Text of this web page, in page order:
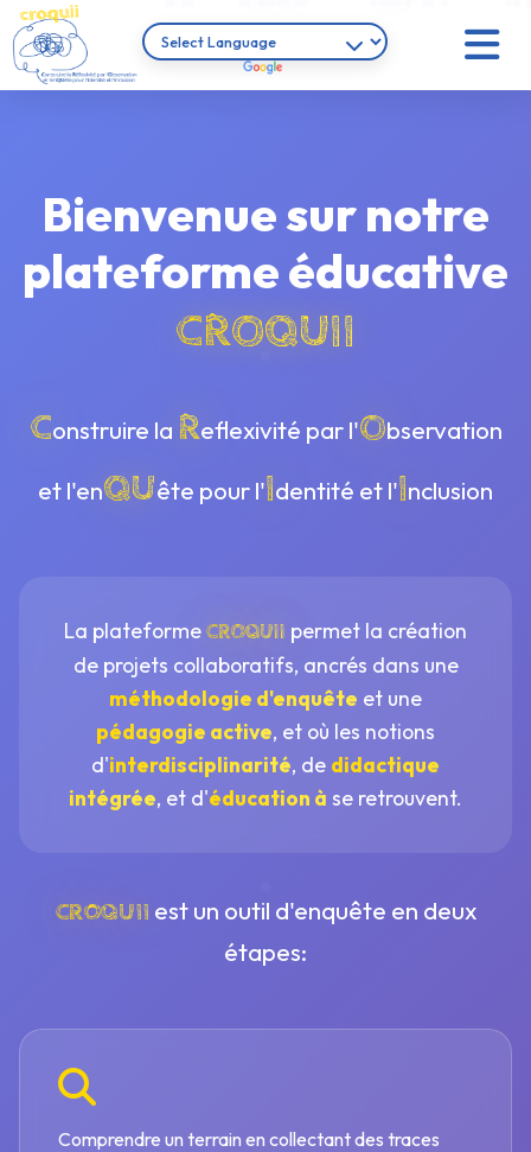
Bienvenue sur notre
plateforme éducative
CROQUII
Construire la Reflexivité par l'Observation
et l'enQUête pour l'Identité et l'Inclusion
La plateforme CROQUII permet la création
de projets collaboratifs, ancrés dans une
méthodologie d'enquête et une
pédagogie active, et où les notions
d'interdisciplinarité, de didactique
intégrée, et d'éducation à se retrouvent.
CROQUII est un outil d'enquête en deux
étapes:
Comprendre un terrain en collectant des traces